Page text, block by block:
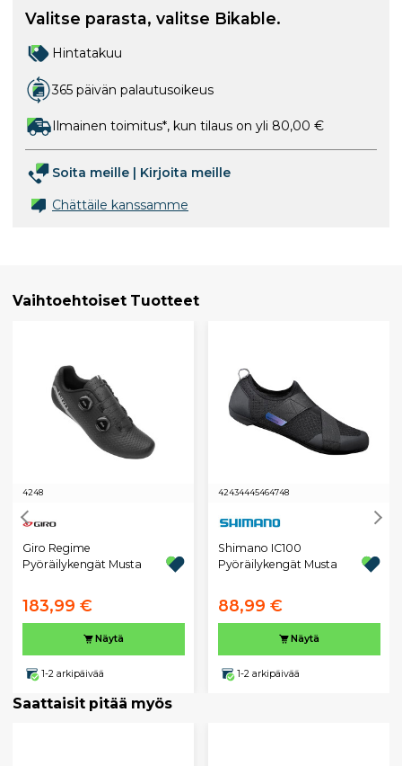
Valitse parasta, valitse Bikable.
Hintatakuu
365 päivän palautusoikeus
Ilmainen toimitus*, kun tilaus on yli 80,00 €
Soita meille
Kirjoita meille
Chättäile kanssamme
Vaihtoehtoiset Tuotteet
4248
Giro Regime
Pyöräilykengät Musta
183,99 €
Näytä
1-2 arkipäivää
42434445464748
Shimano IC100
Pyöräilykengät Musta
88,99 €
Näytä
1-2 arkipäivää
Saattaisit pitää myös